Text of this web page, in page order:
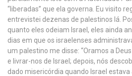
“liberadas” que ela governa. Eu visito
entrevistei dezenas de palestinos lá.
quanto eles odeiam Israel, eles ainda
dias em que os israelenses
um palestino me disse: “Oramos a
e livrar-nos de Israel; depois, nós
dado misericórdia quando Israel estava